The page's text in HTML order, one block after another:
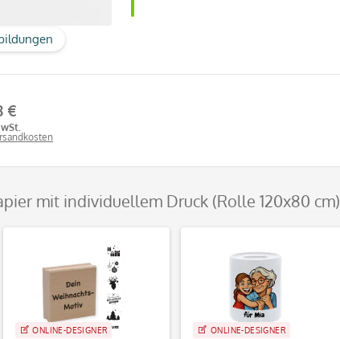
€
mit individuellem Druck (Rolle 120x80 cm)
ONLINE-DESIGNER ONLINE-DESIGNER